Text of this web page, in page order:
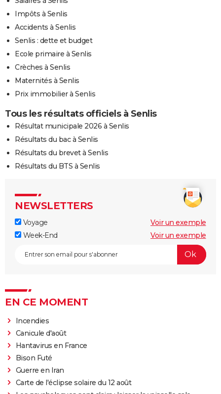
Impôts à Senlis
Accidents à Senlis
Senlis : dette et budget
Ecole primaire à Senlis
Crèches à Senlis
Maternités à Senlis
Prix immobilier à Senlis
Tous les résultats officiels à Senlis
Résultat municipale 2026 à Senlis
Résultats du bac à Senlis
Résultats du brevet à Senlis
Résultats du BTS à Senlis
NEWSLETTERS
Voyage
Voir un exemple
Week-End
Voir un exemple
EN CE MOMENT
Incendies
Canicule d'août
Hantavirus en France
Bison Futé
Guerre en Iran
Carte de l'éclipse solaire du 12 août